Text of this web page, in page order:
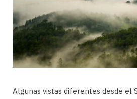
Algunas vistas diferentes desde el